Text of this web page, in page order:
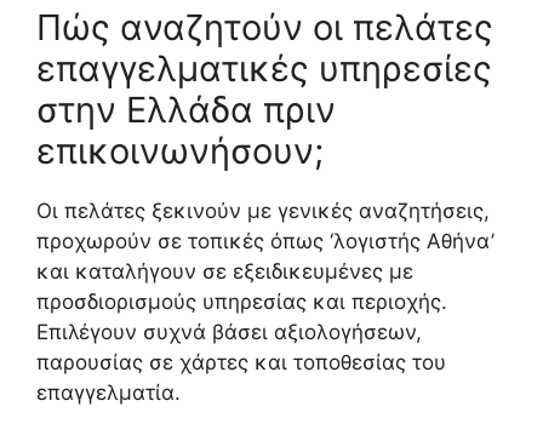
Πώς αναζητούν οι πελάτες
επαγγελματικές υπηρεσίες
στην Ελλάδα πριν
επικοινωνήσουν;
Οι πελάτες ξεκινούν με γενικές αναζητήσεις,
προχωρούν σε τοπικές όπως ‘λογιστής Αθήνα’
και καταλήγουν σε εξειδικευμένες με
προσδιορισμούς υπηρεσίας και περιοχής.
Επιλέγουν συχνά βάσει αξιολογήσεων,
παρουσίας σε χάρτες και τοποθεσίας του
επαγγελματία.